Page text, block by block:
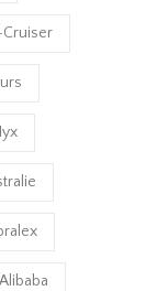
Cruiser
Alibaba